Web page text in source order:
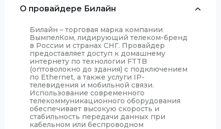
О провайдере Билайн
Билайн – торговая марка компании
ВымпелКом, лидирующий телеком-бренд
в России и странах СНГ. Провайдер
предоставляет доступ к домашнему
интернету по технологии FTTB
(оптоволокно до здания) с подключением
по Ethernet, а также услуги IP-
телевидения и мобильной связи.
Использование современного
телекоммуникационного оборудования
обеспечивает высокую скорость и
стабильность передачи данных при
кабельном или беспроводном